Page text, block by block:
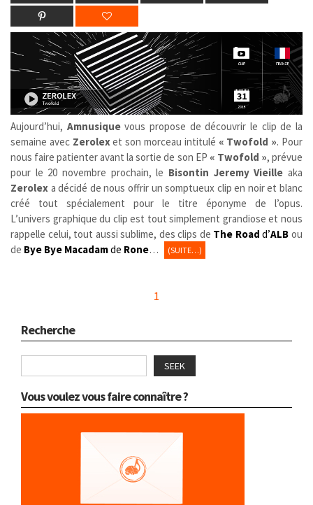
Aujourd’hui, Amnusiquevous propose de découvrir le clip de la
semaine avec Zerolexet son morceau intitulé « Twofold ». Pour
nous faire patienter avant la sortie de son EP « Twofold », prévue
pour le 20 novembre prochain, le Bisontin Jeremy Vieille aka
Zerolex a décidé de nous offrir un somptueux clip en noir et blanc
créé tout spécialement pour le titre éponyme de l’opus.
L’univers graphique du clip est tout simplement grandiose et nous
rappelle celui, tout aussi sublime, des clips de The Roadd’ALB ou
de Bye Bye Macadamde Rone… (SUITE…)
1
Recherche
SEEK
Vous voulez vous faire connaître ?